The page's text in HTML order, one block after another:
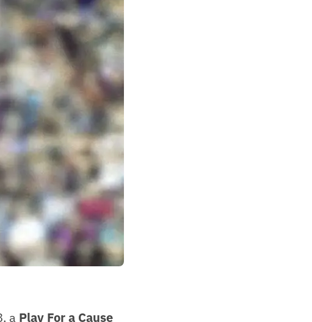
a Play For a Cause